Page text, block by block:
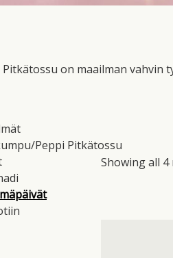
Pitkätossu on maailman vahvin
Peppi Pitkätossu
Showing all 4